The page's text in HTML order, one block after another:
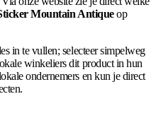
Mountain Antiqueop
in te vullen; selecteer simpelweg
winkeliers dit product in hun
ondernemers en kun je direct